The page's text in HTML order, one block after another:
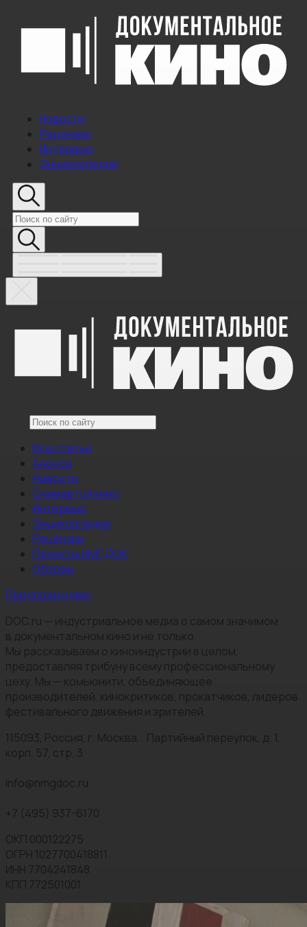
Новости
Рецензии
Интервью
Энциклопедия
Все статьи
Анонсы
Новости
Снимается кино
Интервью
Энциклопедия
Рецензии
Проекты НМГ ДОК
Обзоры
Предложи идею
DOC.ru — индустриальное медиа о самом значимом
в документальном кино и не только.
Мы рассказываем о киноиндустрии в целом,
предоставляя трибуну всему профессиональному
цеху. Мы — комьюнити, объединяющее
производителей, кинокритиков, прокатчиков, лидеров
фестивального движения и зрителей.
115093, Россия, г. Москва, Партийный переулок, д. 1,
корп. 57, стр. 3
info@nmgdoc.ru
+7 (495) 937-6170
ОКП 000122275
ОГРН 1027700418811
ИНН 7704241848